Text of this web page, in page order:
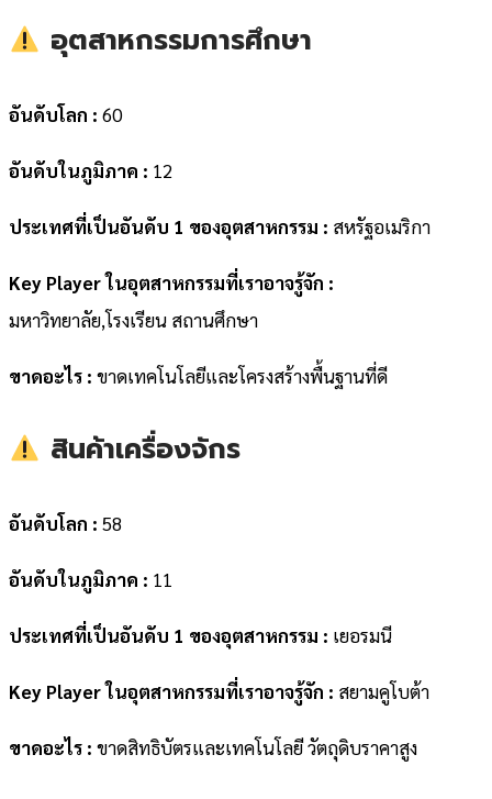
อุตสาหกรรมการศึกษา
อันดับโลก : 60
อันดับในภูมิภาค : 12
ประเทศที่เป็นอันดับ 1 ของอุตสาหกรรม : สหรัฐอเมริกา
Key Player ในอุตสาหกรรมที่เราอาจรู้จัก :
มหาวิทยาลัย,โรงเรียน สถานศึกษา
ขาดอะไร : ขาดเทคโนโลยีและโครงสร้างพื้นฐานที่ดี
สินค้าเครื่องจักร
อันดับโลก : 58
อันดับในภูมิภาค : 11
ประเทศที่เป็นอันดับ 1 ของอุตสาหกรรม : เยอรมนี
Key Player ในอุตสาหกรรมที่เราอาจรู้จัก : สยามคูโบต้า
ขาดอะไร : ขาดสิทธิบัตรและเทคโนโลยี วัตถุดิบราคาสูง